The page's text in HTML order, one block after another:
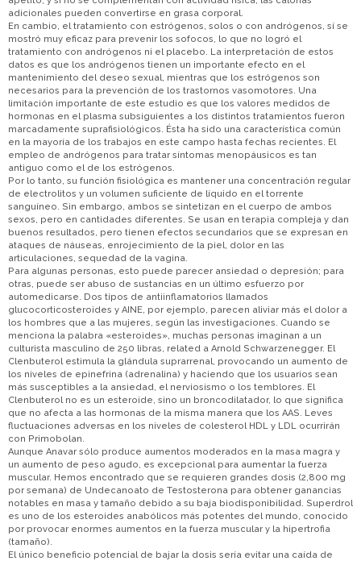
adicionales pueden convertirse en grasa corporal.
En cambio, el tratamiento con estrógenos, solos o con andrógenos, sí se
mostró muy eficaz para prevenir los sofocos, lo que no logró el
tratamiento con andrógenos ni el placebo. La interpretación de estos
datos es que los andrógenos tienen un importante efecto en el
mantenimiento del deseo sexual, mientras que los estrógenos son
necesarios para la prevención de los trastornos vasomotores. Una
limitación importante de este estudio es que los valores medidos de
hormonas en el plasma subsiguientes a los distintos tratamientos fueron
marcadamente suprafisiológicos. Ésta ha sido una característica común
en la mayoría de los trabajos en este campo hasta fechas recientes. El
empleo de andrógenos para tratar síntomas menopáusicos es tan
antiguo como el de los estrógenos.
Por lo tanto, su función fisiológica es mantener una concentración regular
de electrolitos y un volumen suficiente de líquido en el torrente
sanguíneo. Sin embargo, ambos se sintetizan en el cuerpo de ambos
sexos, pero en cantidades diferentes. Se usan en terapia compleja y dan
buenos resultados, pero tienen efectos secundarios que se expresan en
ataques de náuseas, enrojecimiento de la piel, dolor en las
articulaciones, sequedad de la vagina.
Para algunas personas, esto puede parecer ansiedad o depresión; para
otras, puede ser abuso de sustancias en un último esfuerzo por
automedicarse. Dos tipos de antiinflamatorios llamados
glucocorticosteroides y AINE, por ejemplo, parecen aliviar más el dolor a
los hombres que a las mujeres, según las investigaciones. Cuando se
menciona la palabra «esteroides», muchas personas imaginan a un
culturista masculino de 250 libras, related a Arnold Schwarzenegger. El
Clenbuterol estimula la glándula suprarrenal, provocando un aumento de
los niveles de epinefrina (adrenalina) y haciendo que los usuarios sean
más susceptibles a la ansiedad, el nerviosismo o los temblores. El
Clenbuterol no es un esteroide, sino un broncodilatador, lo que significa
que no afecta a las hormonas de la misma manera que los AAS. Leves
fluctuaciones adversas en los niveles de colesterol HDL y LDL ocurrirán
con Primobolan.
Aunque Anavar sólo produce aumentos moderados en la masa magra y
un aumento de peso agudo, es excepcional para aumentar la fuerza
muscular. Hemos encontrado que se requieren grandes dosis (2,800 mg
por semana) de Undecanoato de Testosterona para obtener ganancias
notables en masa y tamaño debido a su baja biodisponibilidad. Superdrol
es uno de los esteroides anabólicos más potentes del mundo, conocido
por provocar enormes aumentos en la fuerza muscular y la hipertrofia
(tamaño).
El único beneficio potencial de bajar la dosis sería evitar una caída de